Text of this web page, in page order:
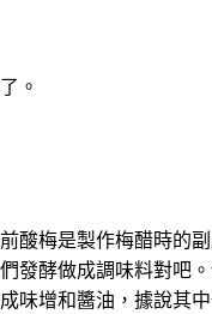
。
酸梅是製作梅醋時的
發酵做成調味料對吧
味增和醬油，據說其